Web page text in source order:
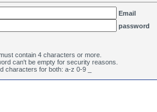
Email
password
contain 4 characters or more.
can't be empty for security reasons.
characters for both: a-z 0-9 _